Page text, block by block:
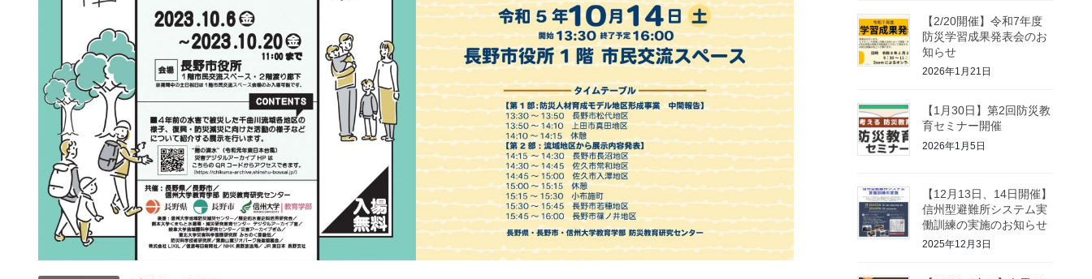
【2/20開催】令和7年度
防災学習成果発表会のお
知らせ
2026年1月21日
【1月30日】第2回防災教
育セミナー開催
2026年1月5日
【12月13日、14日開催】
信州型避難所システム実
働訓練の実施のお知らせ
2025年12月3日